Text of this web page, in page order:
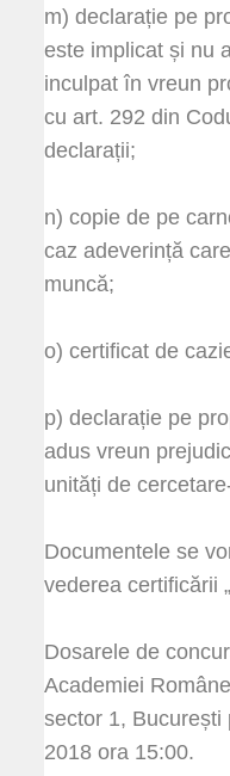
m) declarație pe
este implicat și nu
inculpat în vreun
cu art. 292 din
declarații;
n) copie de pe
caz adeverință
muncă;
o) certificat de
p) declarație pe
adus vreun
unități de
Documentele se
vederea certificării
Dosarele de
Academiei
sector 1, București
2018 ora 15:00.